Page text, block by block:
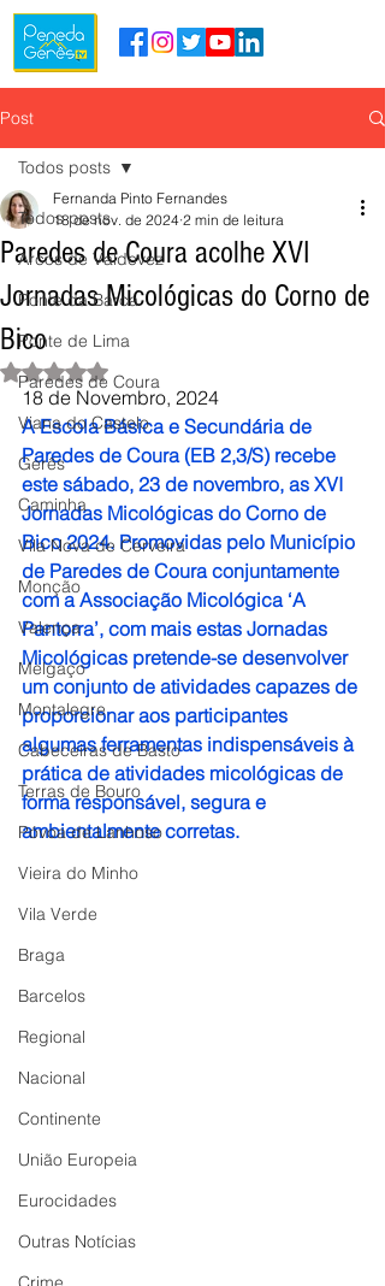
Post
Todos posts
Arcos de Valdevez
Ponte da Barca
Ponte de Lima
Paredes de Coura
Viana do Castelo
Gerês
Caminha
Vila Nova de Cerveira
Monção
Valença
Melgaço
Montalegre
Cabeceiras de Basto
Terras de Bouro
Póvoa de Lanhoso
Vieira do Minho
Vila Verde
Braga
Barcelos
Regional
Nacional
Continente
União Europeia
Eurocidades
Outras Notícias
Todos posts
Paredes de Coura acolhe XVI
Jornadas Micológicas do Corno de
Bico
Fernanda Pinto Fernandes
18 de nov. de 2024 2 min de leitura
Avaliado com NaN de 5 estrelas.
18 de Novembro, 2024
A Escola Básica e Secundária de
Paredes de Coura (EB 2,3/S) recebe
este sábado, 23 de novembro, as XVI
Jornadas Micológicas do Corno de
Bico 2024. Promovidas pelo Município
de Paredes de Coura conjuntamente
com a Associação Micológica ‘A
Pantorra’, com mais estas Jornadas
Micológicas pretende-se desenvolver
um conjunto de atividades capazes de
proporcionar aos participantes
algumas ferramentas indispensáveis à
prática de atividades micológicas de
forma responsável, segura e
ambientalmente corretas.